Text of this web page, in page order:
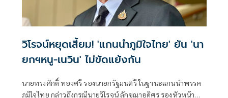
วิโรจน์หยุดเสี้ยม! 'แกนนำภูมิใจไทย' ยัน 'นา
ยกฯหนู-เนวิน' ไม่ขัดแย้งกัน
นายทรงศักดิ์ ทองศรี รองนายกรัฐมนตรี ในฐานะแกนนำพรรค
ภูมิใจไทย กล่าวถึงกรณีนายวิโรจน์ ลักขณาอดิศร รองหัวหน้า